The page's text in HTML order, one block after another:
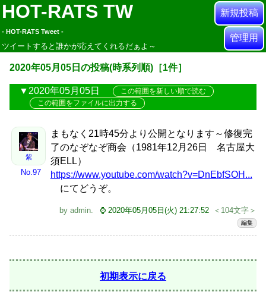
HOT-RATS TW
- HOT-RATS Tweet -
ツイートすると誰かが応えてくれるだぁよ～
新規投稿
管理用
2020年05月05日の投稿(時系列順)［1件］
2020年05月05日
この範囲を新しい順で読む
この範囲をファイルに出力する
紫
No.97
まもなく21時45分より公開となります～修復完
了のなぞなぞ商会（1981年12月26日 名古屋大
須ELL）
https://www.youtube.com/watch?v=DnEbfSOH...
にてどうぞ。
by admin. ⌚ 2020年05月05日(火) 21:27:52 ＜104文字＞
編集
初期表示に戻る